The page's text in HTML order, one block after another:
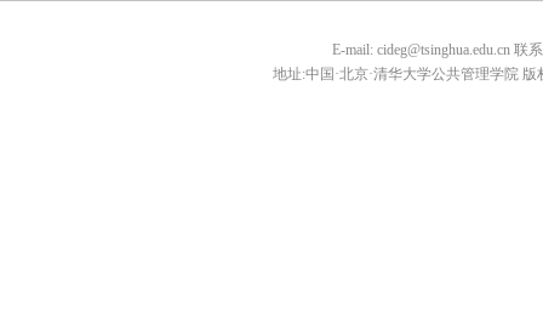
E-mail: cideg@tsinghua.edu.cn 联
地址:中国·北京·清华大学公共管理学院